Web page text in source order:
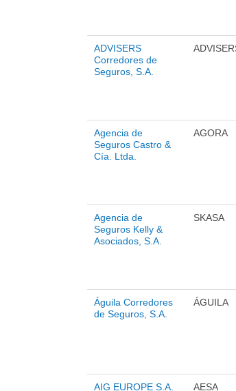
ADVISERS
Corredores de
Seguros, S.A.
Agencia de
Seguros Castro &
Cía. Ltda.
AGORA
Agencia de
Seguros Kelly &
Asociados, S.A.
SKASA
Águila Corredores
de Seguros, S.A.
ÁGUILA
AIG EUROPE S.A. AESA